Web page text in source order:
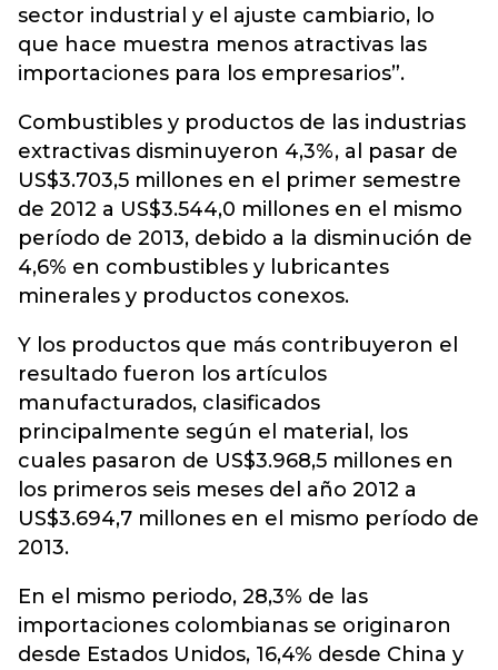
sector industrial y el ajuste cambiario, lo
que hace muestra menos atractivas las
importaciones para los empresarios”.
Combustibles y productos de las industrias
extractivas disminuyeron 4,3%, al pasar de
US$3.703,5 millones en el primer semestre
de 2012 a US$3.544,0 millones en el mismo
período de 2013, debido a la disminución de
4,6% en combustibles y lubricantes
minerales y productos conexos.
Y los productos que más contribuyeron el
resultado fueron los artículos
manufacturados, clasificados
principalmente según el material, los
cuales pasaron de US$3.968,5 millones en
los primeros seis meses del año 2012 a
US$3.694,7 millones en el mismo período de
2013.
En el mismo periodo, 28,3% de las
importaciones colombianas se originaron
desde Estados Unidos, 16,4% desde China y